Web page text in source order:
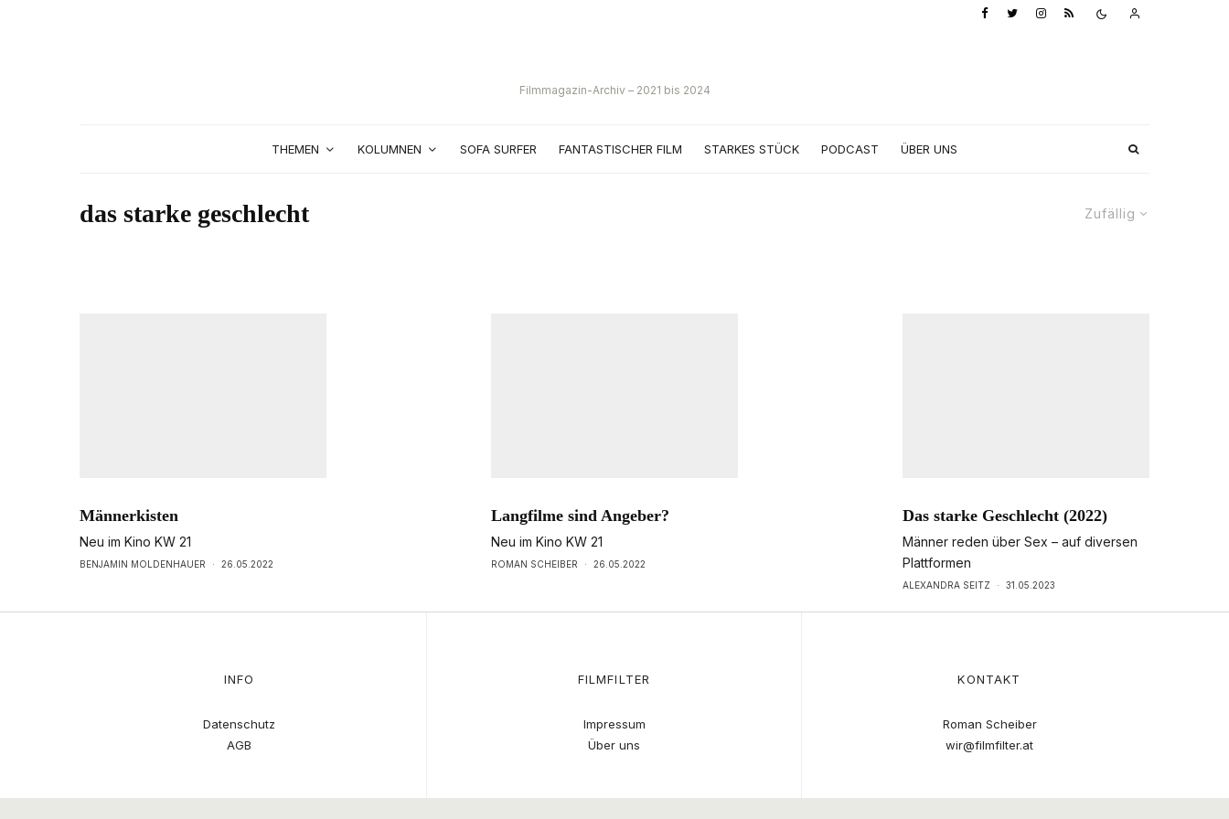
Filmmagazin-Archiv – 2021 bis 2024
THEMEN KOLUMNEN SOFA SURFER FANTASTISCHER FILM STARKES STÜCK PODCAST ÜBER UNS
Zufällig
das starke geschlecht
Männerkisten
Neu im Kino KW 21
BENJAMIN MOLDENHAUER · 26.05.2022
Langfilme sind Angeber?
Neu im Kino KW 21
ROMAN SCHEIBER · 26.05.2022
Das starke Geschlecht (2022)
Männer reden über Sex – auf diversen
Plattformen
ALEXANDRA SEITZ · 31.05.2023
INFO
Datenschutz
AGB
FILMFILTER
Impressum
Über uns
KONTAKT
Roman Scheiber
wir@filmfilter.at